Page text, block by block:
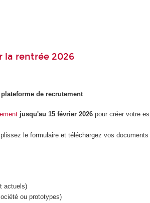
la rentrée 2026
de recrutement
jusqu'au 15 février 2026pour créer votre
le formulaire et téléchargez vos
actuels)
ou prototypes)